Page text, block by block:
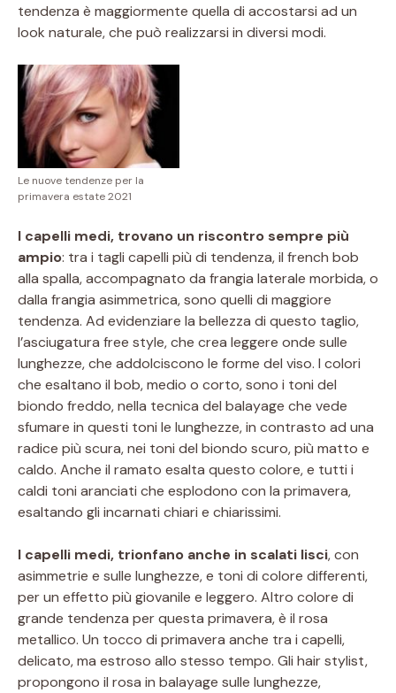
tendenza è maggiormente quella di accostarsi ad un
look naturale, che può realizzarsi in diversi modi.
Le nuove tendenze per la
primavera estate 2021
I capelli medi, trovano un riscontro sempre più
ampio: tra i tagli capelli più di tendenza, il french bob
alla spalla, accompagnato da frangia laterale morbida, o
dalla frangia asimmetrica, sono quelli di maggiore
tendenza. Ad evidenziare la bellezza di questo taglio,
l’asciugatura free style, che crea leggere onde sulle
lunghezze, che addolciscono le forme del viso. I colori
che esaltano il bob, medio o corto, sono i toni del
biondo freddo, nella tecnica del balayage che vede
sfumare in questi toni le lunghezze, in contrasto ad una
radice più scura, nei toni del biondo scuro, più matto e
caldo. Anche il ramato esalta questo colore, e tutti i
caldi toni aranciati che esplodono con la primavera,
esaltando gli incarnati chiari e chiarissimi.
I capelli medi, trionfano anche in scalati lisci, con
asimmetrie e sulle lunghezze, e toni di colore differenti,
per un effetto più giovanile e leggero. Altro colore di
grande tendenza per questa primavera, è il rosa
metallico. Un tocco di primavera anche tra i capelli,
delicato, ma estroso allo stesso tempo. Gli hair stylist,
propongono il rosa in balayage sulle lunghezze,